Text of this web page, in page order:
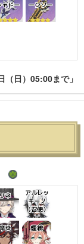
ャドー
ーンソー
日）05:00まで」
ネ
アルレッ
キーノ
（召使）
炎 煙緋